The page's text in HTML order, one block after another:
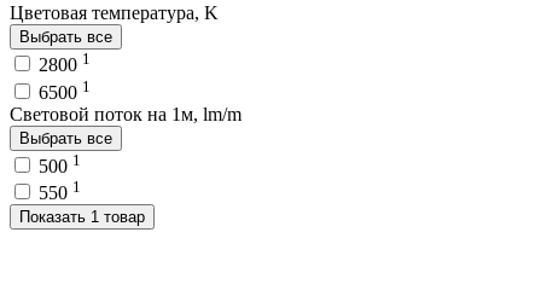
Цветовая температура, K
Выбрать все
2800 1
6500 1
Световой поток на 1м, lm/m
Выбрать все
500 1
550 1
Показать 1 товар